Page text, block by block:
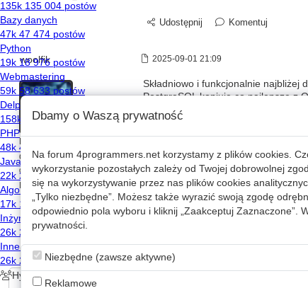
Udostępnij Komentuj
woolfik 2025-09-01 21:09
Ostatnio:
około 3
godziny
Postów: 1619
Składniowo i funkcjonalnie najbliżej
PostgreSQL kopiuje co najlepsze z
dość niski. MSSQL i MySQL w
podobne.
Udostępnij Komentuj
Dbamy o Waszą prywatność
Na forum 4programmers.net korzystamy z plików cookies.
wykorzystanie pozostałych zależy od Twojej dobrowolnej
się na wykorzystywanie przez nas plików cookies
„Tylko niezbędne”. Możesz także wyrazić swoją zgodę
odpowiednio pola wyboru i kliknij „Zaakceptuj Zaznaczone”.
prywatności.
Niezbędne (zawsze aktywne)
Reklamowe